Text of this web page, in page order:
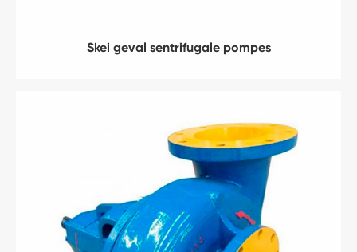
Skei geval sentrifugale pompes